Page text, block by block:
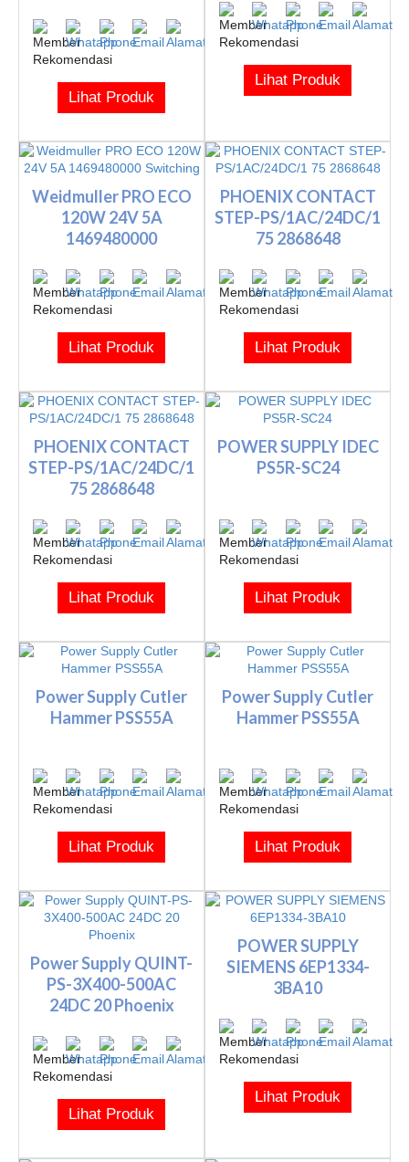
Lihat Produk
Lihat Produk
Weidmuller PRO ECO
120W 24V 5A
1469480000
Lihat Produk
PHOENIX CONTACT
STEP-PS/1AC/24DC/1
75 2868648
Lihat Produk
PHOENIX CONTACT
STEP-PS/1AC/24DC/1
75 2868648
Lihat Produk
POWER SUPPLY IDEC
PS5R-SC24
Lihat Produk
Power Supply Cutler
Hammer PSS55A
Lihat Produk
Power Supply Cutler
Hammer PSS55A
Lihat Produk
Power Supply QUINT-
PS-3X400-500AC
24DC 20 Phoenix
Lihat Produk
POWER SUPPLY
SIEMENS 6EP1334-
3BA10
Lihat Produk